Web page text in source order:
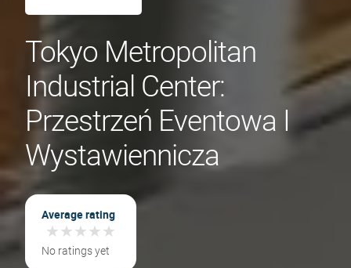
Tokyo Metropolitan
Industrial Center:
Przestrzeń Eventowa I
Wystawiennicza
Average rating
★★★★★
★★★★★
No ratings yet